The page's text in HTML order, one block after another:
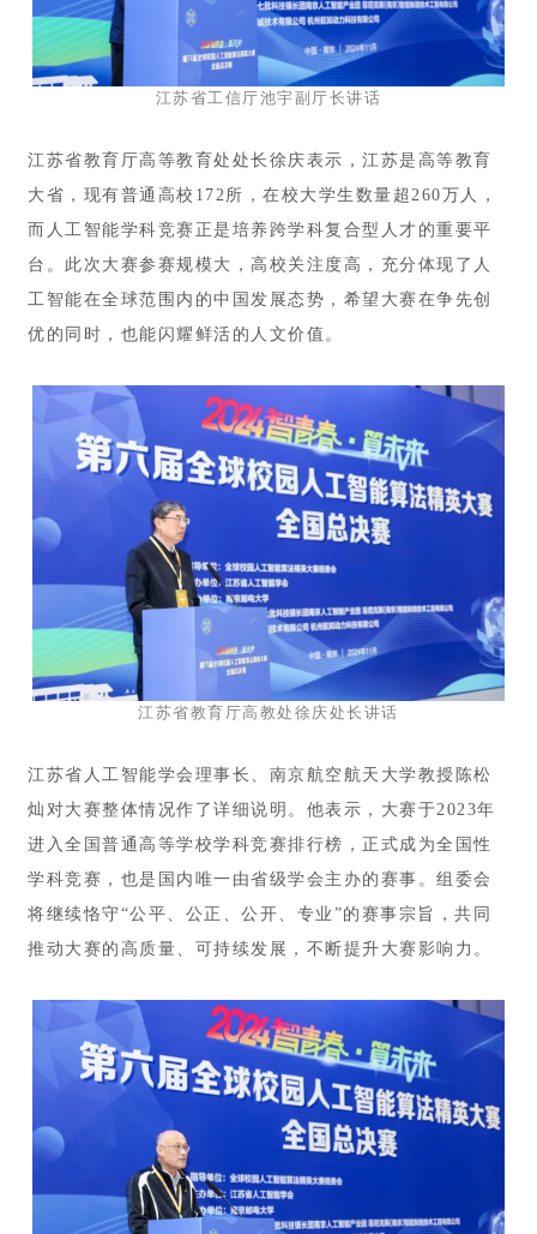
江苏省工信厅池宇副厅长讲话
江苏省教育厅高等教育处处长徐庆表示，江苏是高等教育
大省，现有普通高校172所，在校大学生数量超260万人，
而人工智能学科竞赛正是培养跨学科复合型人才的重要平
台。此次大赛参赛规模大，高校关注度高，充分体现了人
工智能在全球范围内的中国发展态势，希望大赛在争先创
优的同时，也能闪耀鲜活的人文价值。
江苏省教育厅高教处徐庆处长讲话
江苏省人工智能学会理事长、南京航空航天大学教授陈松
灿对大赛整体情况作了详细说明。他表示，大赛于2023年
进入全国普通高等学校学科竞赛排行榜，正式成为全国性
学科竞赛，也是国内唯一由省级学会主办的赛事。组委会
将继续恪守“公平、公正、公开、专业”的赛事宗旨，共同
推动大赛的高质量、可持续发展，不断提升大赛影响力。